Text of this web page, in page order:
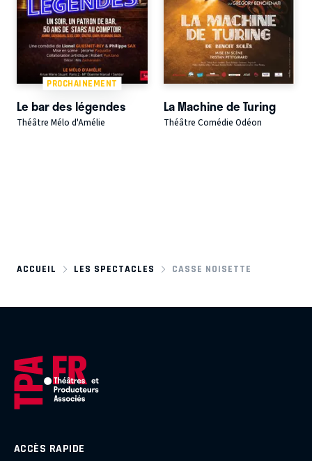
PROCHAINEMENT
Le bar des légendes
Théâtre Mélo d'Amélie
La Machine de Turing
Théâtre Comédie Odéon
ACCUEIL LES SPECTACLES CASSE NOISETTE
ACCÈS RAPIDE